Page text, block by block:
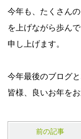
今年も、たくさん
を上げながら歩ん
申し上げます。
今年最後のブログと
皆様、良いお年をお
前の記事